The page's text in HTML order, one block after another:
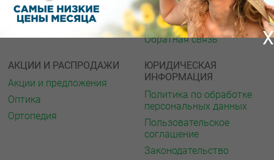
X
Вакансии
Контакты
Интернет ресурсы
Мед. учреждения
Обратная связь
АКЦИИ И РАСПРОДАЖИ
Акции и предложения
Оптика
Ортопедия
ЮРИДИЧЕСКАЯ
ИНФОРМАЦИЯ
Политика по обработке
персональных данных
Пользовательское
соглашение
Законодательство